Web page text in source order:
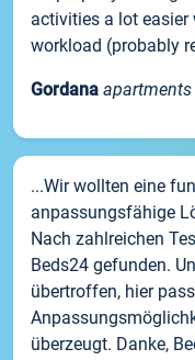
activities a lot
workload (probably
Gordana
...Wir wollten eine
anpassungsfähige
Nach zahlreichen
Beds24 gefunden.
übertroffen, hier
überzeugt. Danke,